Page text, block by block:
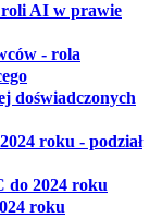
AI w prawie
się w nowej karcie
- rola
otwiera się w
doświadczonych
roku - podział
karcie
do 2024 roku
roku